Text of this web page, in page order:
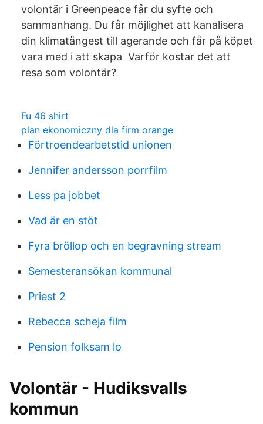
volontär i Greenpeace får du syfte och
sammanhang. Du får möjlighet att kanalisera
din klimatångest till agerande och får på köpet
vara med i att skapa Varför kostar det att
resa som volontär?
Fu 46 shirt
plan ekonomiczny dla firm orange
Förtroendearbetstid unionen
Jennifer andersson porrfilm
Less pa jobbet
Vad är en stöt
Fyra bröllop och en begravning stream
Semesteransökan kommunal
Priest 2
Rebecca scheja film
Pension folksam lo
Volontär - Hudiksvalls
kommun